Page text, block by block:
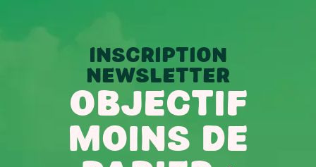
Inscription
newsletter
Objectif
moins de